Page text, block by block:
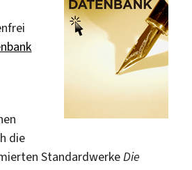
die
StandardwerkeDie